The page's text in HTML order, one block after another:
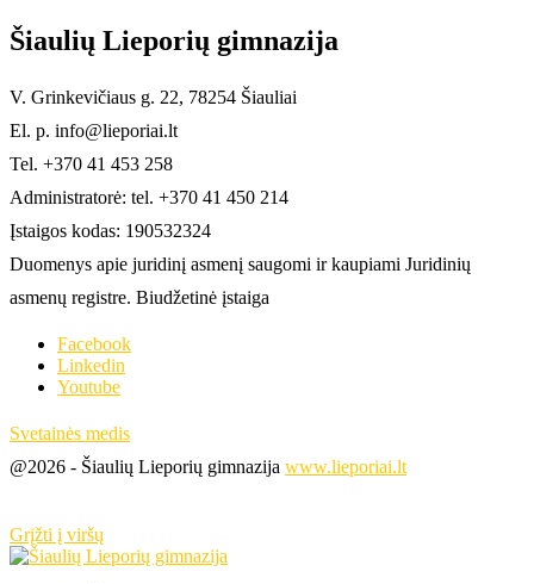
Šiaulių Lieporių gimnazija
V. Grinkevičiaus g. 22, 78254 Šiauliai
El. p. info@lieporiai.lt
Tel. +370 41 453 258
Administratorė: tel. +370 41 450 214
Įstaigos kodas: 190532324
Duomenys apie juridinį asmenį saugomi ir kaupiami Juridinių
asmenų registre. Biudžetinė įstaiga
Facebook
Linkedin
Youtube
Svetainės medis
@2026 - Šiaulių Lieporių gimnazija www.lieporiai.lt
Grįžti į viršų